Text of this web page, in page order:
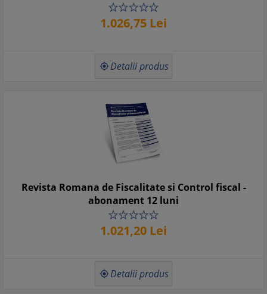
1.026,75 Lei
 Detalii produs
Revista Romana de Fiscalitate si Control fiscal -
abonament 12 luni
1.021,20 Lei
 Detalii produs